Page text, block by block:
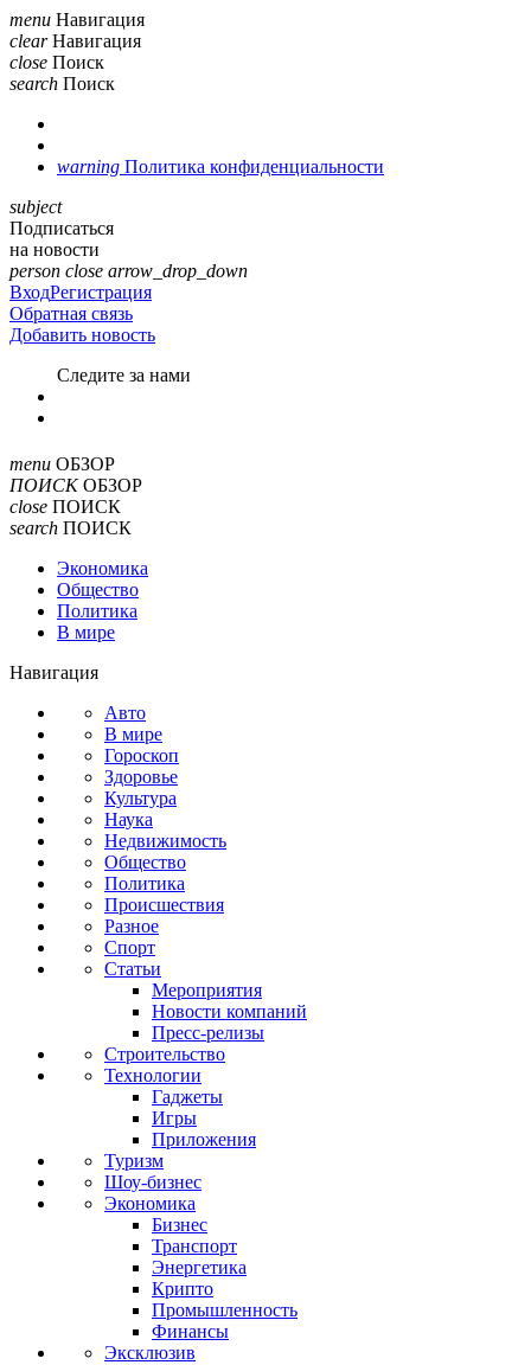
menu Навигация
clear Навигация
close Поиск
search Поиск
warning Политика конфиденциальности
subject
Подписаться
на новости
person close arrow_drop_down
ВходРегистрация
Обратная связь
Добавить новость
Cледите за нами
menu ОБЗОР
ПОИСК ОБЗОР
close ПОИСК
search ПОИСК
Экономика
Общество
Политика
В мире
Навигация
Авто
В мире
Гороскоп
Здоровье
Культура
Наука
Недвижимость
Общество
Политика
Происшествия
Разное
Спорт
Статьи
Мероприятия
Новости компаний
Пресс-релизы
Строительство
Технологии
Гаджеты
Игры
Приложения
Туризм
Шоу-бизнес
Экономика
Бизнес
Транспорт
Энергетика
Крипто
Промышленность
Финансы
Эксклюзив